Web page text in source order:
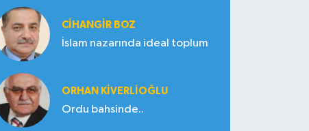
CIHANGIR BOZ
İslam nazarında ideal toplum
ORHAN KIVERLIOĞLU
Ordu bahsinde..